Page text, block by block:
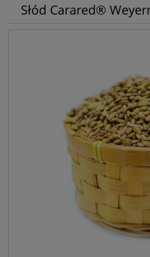
Słód Carared®